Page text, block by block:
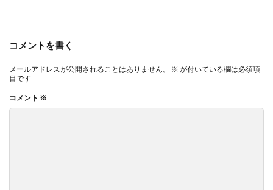
コメントを書く
メールアドレスが公開されることはありません。 ※ が付いている欄は必須項
目です
コメント ※